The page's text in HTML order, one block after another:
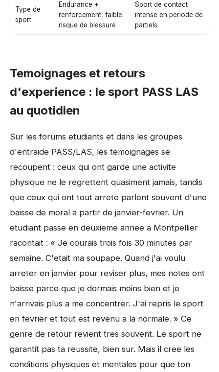
Type de
sport
Endurance +
renforcement, faible
risque de blessure
Sport de contact
intense en periode de
partiels
Temoignages et retours
d'experience : le sport PASS LAS
au quotidien
Sur les forums etudiants et dans les groupes
d'entraide PASS/LAS, les temoignages se
recoupent : ceux qui ont garde une activite
physique ne le regrettent quasiment jamais, tandis
que ceux qui ont tout arrete parlent souvent d'une
baisse de moral a partir de janvier-fevrier. Un
etudiant passe en deuxieme annee a Montpellier
racontait : « Je courais trois fois 30 minutes par
semaine. C'etait ma soupape. Quand j'ai voulu
arreter en janvier pour reviser plus, mes notes ont
baisse parce que je dormais moins bien et je
n'arrivais plus a me concentrer. J'ai repris le sport
en fevrier et tout est revenu a la normale. » Ce
genre de retour revient tres souvent. Le sport ne
garantit pas ta reussite, bien sur. Mais il cree les
conditions physiques et mentales pour que ton